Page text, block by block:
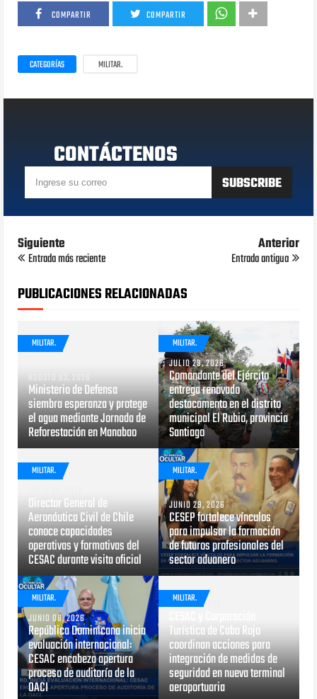
COMPARTIR COMPARTIR
CATEGORÍAS MILITAR.
CONTÁCTENOS
Siguiente
Entrada más reciente
Anterior
Entrada antigua
PUBLICACIONES RELACIONADAS
MILITAR.
AGOSTO 03, 2026
Ministerio de Defensa
siembra esperanza y protege
el agua mediante Jornada de
Reforestación en Manabao
MILITAR.
JULIO 29, 2026
Comandante del Ejército
entrega renovado
destacamento en el distrito
municipal El Rubio, provincia
Santiago
MILITAR.
Director General de
Aeronáutica Civil de Chile
conoce capacidades
operativas y formativas del
CESAC durante visita oficial
MILITAR.
JUNIO 29, 2026
CESEP fortalece vínculos
para impulsar la formación
de futuros profesionales del
sector aduanero
MILITAR.
JUNIO 08, 2026
República Dominicana inicia
evaluación internacional:
CESAC encabeza apertura
proceso de auditoría de la
OACI
MILITAR.
MAYO 13, 2026
Turística de Cabo Rojo
coordinan acciones para
integración de medidas de
seguridad en nueva terminal
aeroportuaria